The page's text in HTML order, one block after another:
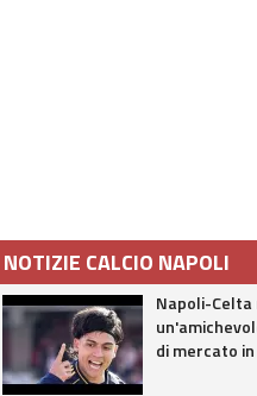
NOTIZIE CALCIO NAPOLI
Napoli-Celta
di mercato